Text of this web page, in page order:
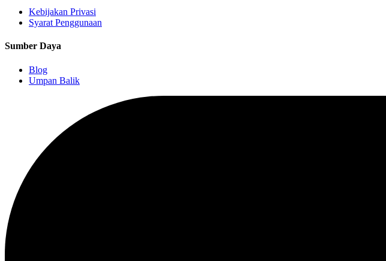
Kebijakan Privasi
Syarat Penggunaan
Sumber Daya
Blog
Umpan Balik